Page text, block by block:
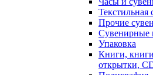
Текстильная
Прочие
Сувенирные
Упаковка
Книги,
открытки,